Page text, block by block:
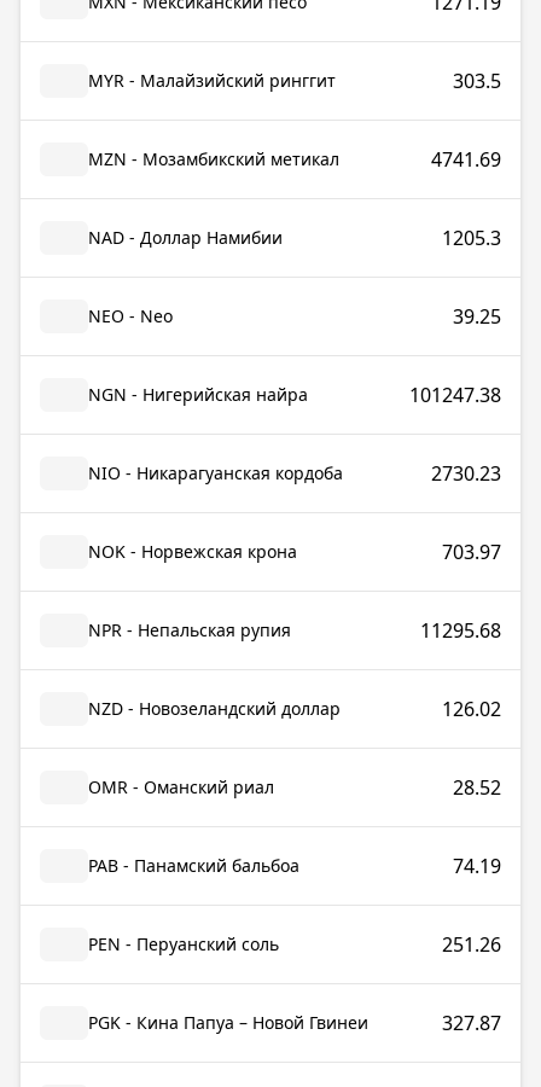
MYR - Малайзийский ринггит 303.5
MZN - Мозамбикский метикал 4741.69
NAD - Доллар Намибии 1205.3
NEO - Neo 39.25
NGN - Нигерийская найра 101247.38
NIO - Никарагуанская кордоба 2730.23
NOK - Норвежская крона 703.97
NPR - Непальская рупия 11295.68
NZD - Новозеландский доллар 126.02
OMR - Оманский риал 28.52
PAB - Панамский бальбоа 74.19
PEN - Перуанский соль 251.26
PGK - Кина Папуа – Новой Гвинеи 327.87